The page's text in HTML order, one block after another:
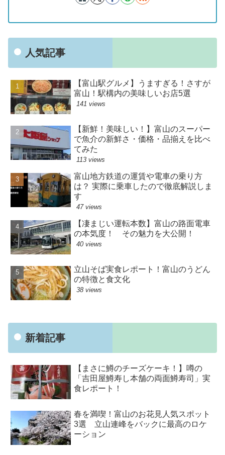
人気記事
【富山駅グルメ】うますぎる！さすが
富山！駅構内の美味しいお店5選
141 views
【新鮮！美味しい！】富山のスーパー
で魚介の新鮮さ・価格・品揃えを比べ
てみた
113 views
富山地方鉄道の運賃や電車の乗り方
は？ 実際に乗車したので徹底解説しま
す
47 views
【凄まじい運転本数】富山の路面電車
の本気度！ その魅力を大公開！
40 views
立山そば実食レポート！富山のうどん
の特徴と食文化
38 views
新着記事
【まさに鱒のチーズケーキ！】噂の
「吉田屋鱒寿し本舗の両面鱒寿司」実
食レポート！
春を満喫！富山のお花見人気スポット
3選 立山連峰をバックに最高のロケ
ーション